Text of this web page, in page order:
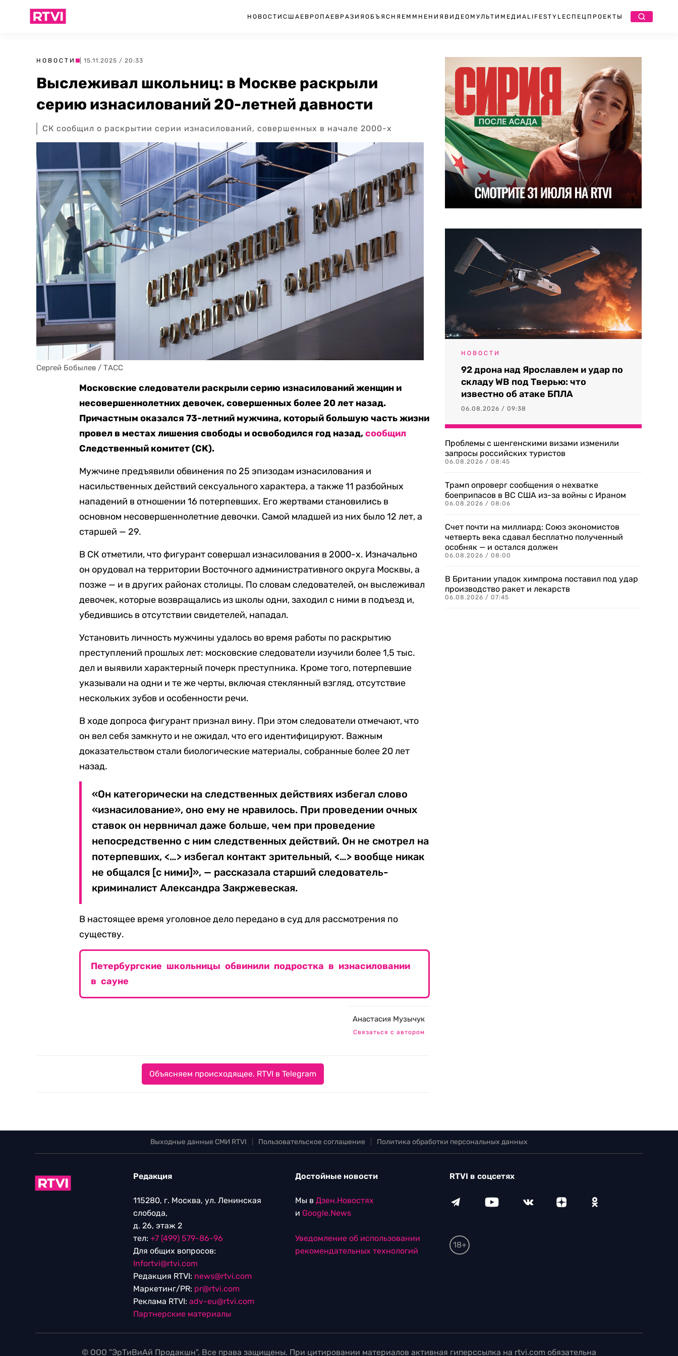
НОВОСТИ США ЕВРОПА ЕВРАЗИЯ ОБЪЯСНЯЕМ МНЕНИЯ ВИДЕО МУЛЬТИМЕДИА LIFESTYLEСПЕЦПРОЕКТЫ
НОВОСТИ | 15.11.2025 / 20:33
Выслеживал школьниц: в Москве раскрыли
серию изнасилований 20-летней давности
СК сообщил о раскрытии серии изнасилований, совершенных в начале 2000-х
Сергей Бобылев / ТАСС
Московские следователи раскрыли серию изнасилований женщин и
несовершеннолетних девочек, совершенных более 20 лет назад.
Причастным оказался 73-летний мужчина, который большую часть жизни
провел в местах лишения свободы и освободился год назад,сообщил
Следственный комитет (СК).
Мужчине предъявили обвинения по 25 эпизодам изнасилования и
насильственных действий сексуального характера, а также 11 разбойных
нападений в отношении 16 потерпевших. Его жертвами становились в
основном несовершеннолетние девочки. Самой младшей из них было 12 лет, а
старшей — 29.
В СК отметили, что фигурант совершал изнасилования в 2000-х. Изначально
он орудовал на территории Восточного административного округа Москвы, а
позже — и в других районах столицы. По словам следователей, он выслеживал
девочек, которые возвращались из школы одни, заходил с ними в подъезд и,
убедившись в отсутствии свидетелей, нападал.
Установить личность мужчины удалось во время работы по раскрытию
преступлений прошлых лет: московские следователи изучили более 1,5 тыс.
дел и выявили характерный почерк преступника. Кроме того, потерпевшие
указывали на одни и те же черты, включая стеклянный взгляд, отсутствие
нескольких зубов и особенности речи.
В ходе допроса фигурант признал вину. При этом следователи отмечают, что
он вел себя замкнуто и не ожидал, что его идентифицируют. Важным
доказательством стали биологические материалы, собранные более 20 лет
назад.
«Он категорически на следственных действиях избегал слово
«изнасилование», оно ему не нравилось. При проведении очных
ставок он нервничал даже больше, чем при проведение
непосредственно с ним следственных действий. Он не смотрел на
потерпевших, <…> избегал контакт зрительный, <…> вообще никак
не общался [с ними]», — рассказала старший следователь-
криминалист Александра Закржевеская.
В настоящее время уголовное дело передано в суд для рассмотрения по
существу.
Петербургские школьницы обвинили подростка в изнасиловании
в сауне
Анастасия Музычук
Связаться с автором
Объясняем происходящее. RTVI в Telegram
НОВОСТИ
92 дрона над Ярославлем и удар по
складу WB под Тверью: что
известно об атаке БПЛА
06.08.2026 / 09:38
Проблемы с шенгенскими визами изменили
запросы российских туристов
06.08.2026 / 08:45
Трамп опроверг сообщения о нехватке
боеприпасов в ВС США из-за войны с Ираном
06.08.2026 / 08:06
Счет почти на миллиард: Союз экономистов
четверть века сдавал бесплатно полученный
особняк — и остался должен
06.08.2026 / 08:00
В Британии упадок химпрома поставил под удар
производство ракет и лекарств
06.08.2026 / 07:45
Выходные данные СМИ RTVI Пользовательское соглашение Политика обработки персональных данных
Редакция
115280, г. Москва, ул. Ленинская
слобода,
д. 26, этаж 2
тел: +7 (499) 579-86-96
Для общих вопросов:
Infortvi@rtvi.com
Редакция RTVI: news@rtvi.com
Маркетинг/PR: pr@rtvi.com
Реклама RTVI: adv-eu@rtvi.com
Партнерские материалы
Достойные новости
Мы в Дзен.Новостях
и Google.News
Уведомление об использовании
рекомендательных технологий
RTVI в соцсетях
18+
© ООО "ЭрТиВиАй Продакшн". Все права защищены. При цитировании материалов активная гиперссылка на rtvi.com обязательна